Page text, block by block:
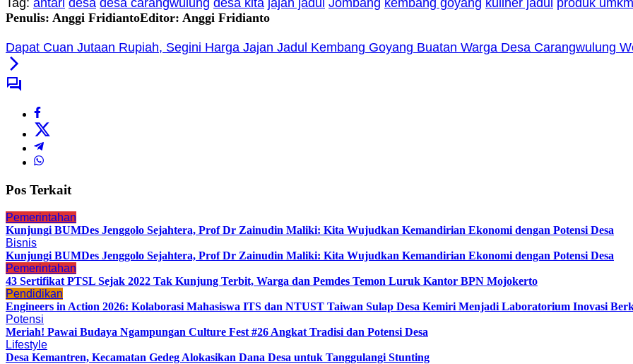
Tag: antari desa desa carangwulung desa kita jajan jadul Jombang kembang goyang kuliner jadul produk umkm
Penulis: Anggi FridiantoEditor: Anggi Fridianto
Dapat Cuan Jutaan Rupiah, Segini Harga Jajan Jadul Kembang Goyang Buatan Warga Desa Carangwulung
Pos Terkait
Pemerintahan
Kunjungi BUMDes Jenggolo Sejahtera, Prof Dr Zainudin Maliki: Kita Wujudkan Kemandirian Ekonomi dengan Potensi Desa
Bisnis
Kunjungi BUMDes Jenggolo Sejahtera, Prof Dr Zainudin Maliki: Kita Wujudkan Kemandirian Ekonomi dengan Potensi Desa
Pemerintahan
43 Sertifikat PTSL Sejak 2022 Tak Kunjung Terbit, Warga dan Pemdes Temon Luruk Kantor BPN Mojokerto
Pendidikan
Engineers in Action 2026: Kolaborasi Mahasiswa ITS dan NTUST Taiwan Sulap Desa Kemiri Menjadi Laboratorium Inovasi
Potensi
Meriah! Pawai Budaya Ngampungan Culture Fest #26 Angkat Tradisi dan Potensi Desa
Lifestyle
Desa Kemantren, Kecamatan Gedeg Alokasikan Dana Desa untuk Tanggulangi Stunting